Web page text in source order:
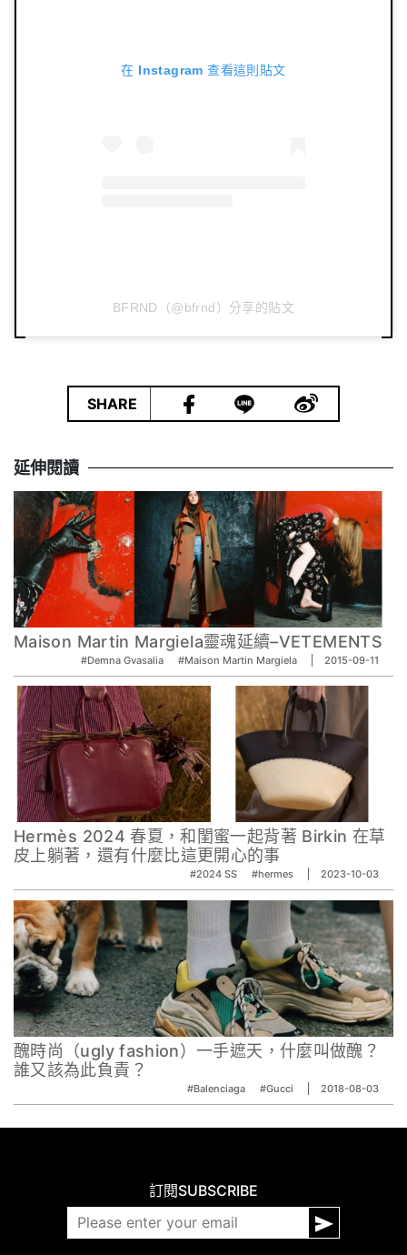
在 Instagram 查看這則貼文
BFRND（@bfrnd）分享的貼文
SHARE
延伸閱讀
Maison Martin Margiela靈魂延續–VETEMENTS
#Demna Gvasalia #Maison Martin Margiela 2015-09-11
Hermès 2024 春夏，和閨蜜一起背著 Birkin 在草
皮上躺著，還有什麼比這更開心的事
#2024 SS #hermes 2023-10-03
醜時尚（ugly fashion）一手遮天，什麼叫做醜？
誰又該為此負責？
#Balenciaga #Gucci 2018-08-03
訂閱SUBSCRIBE